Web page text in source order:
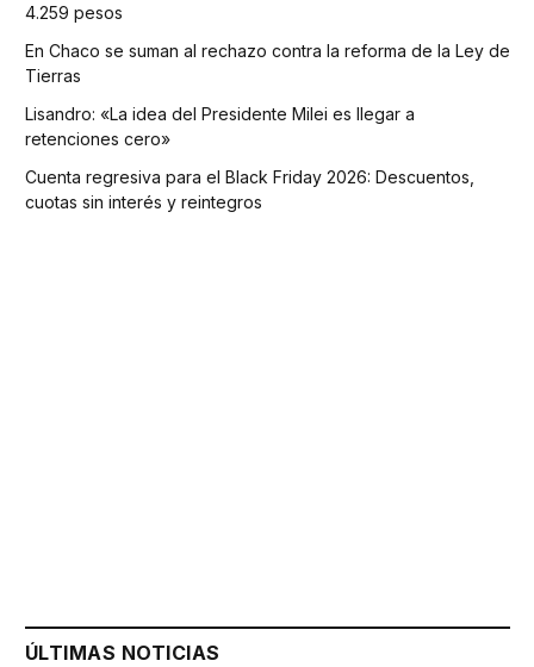
4.259 pesos
En Chaco se suman al rechazo contra la reforma de la Ley de
Tierras
Lisandro: «La idea del Presidente Milei es llegar a
retenciones cero»
Cuenta regresiva para el Black Friday 2026: Descuentos,
cuotas sin interés y reintegros
ÚLTIMAS NOTICIAS